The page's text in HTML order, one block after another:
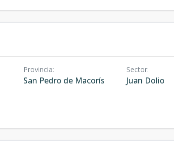
Provincia:
San Pedro de Macorís
Sector:
Juan Dolio